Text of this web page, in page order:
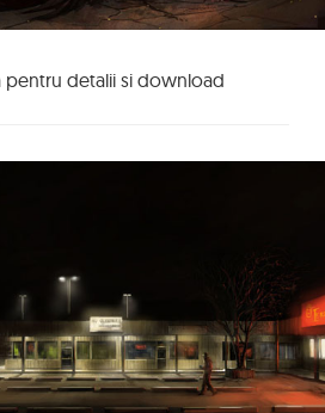
pentru detalii si download